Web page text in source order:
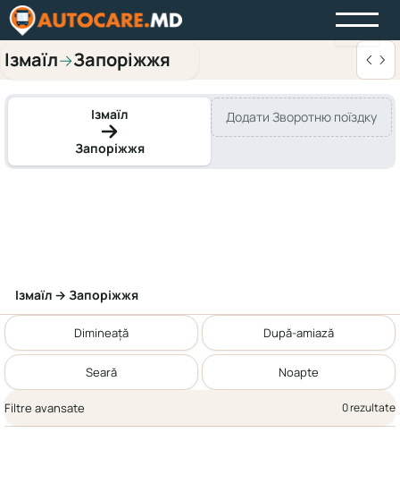
Ізмаїл→Запоріжжя
Ізмаїл
Запоріжжя
Додати Зворотню поїздку
Ізмаїл → Запоріжжя
Dimineață După-amiază
Seară Noapte
Filtre avansate 0 rezultate